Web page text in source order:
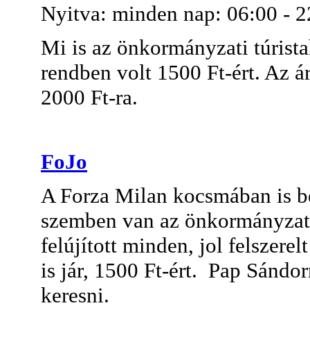
Nyitva: minden nap: 06:00 -
Mi is az önkormányzati
rendben volt 1500 Ft-ért. Az
2000 Ft-ra.
FoJo
A Forza Milan kocsmában is
szemben van az
felújított minden, jol felszerelt
is jár, 1500 Ft-ért. Pap
keresni.